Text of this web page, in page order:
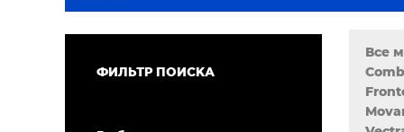
ФИЛЬТР ПОИСКА
Все